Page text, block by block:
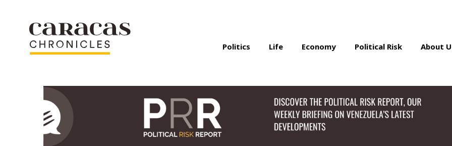
Politics Life Economy Political Risk About